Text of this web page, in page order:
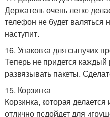
Держатель очень легко
телефон не будет валяться
наступит.
16. Упаковка для сыпучих
Теперь не придется каждый
развязывать пакеты.
15. Корзинка
Корзинка, которая
отлично подойдет для